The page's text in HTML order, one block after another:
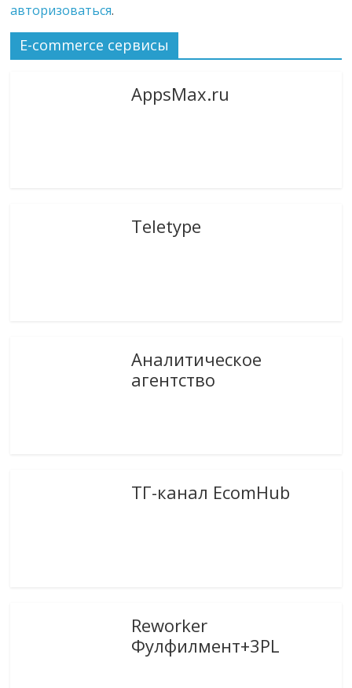
авторизоваться.
E-commerce сервисы
AppsMax.ru
Teletype
Аналитическое
агентство
ТГ-канал EcomHub
Reworker
Фулфилмент+3PL